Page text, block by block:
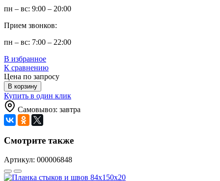
пн – вс: 9:00 – 20:00
Прием звонков:
пн – вс: 7:00 – 22:00
В избранное
К сравнению
Цена по запросу
В корзину
Купить в один клик
Самовывоз: завтра
Смотрите также
Артикул: 000006848